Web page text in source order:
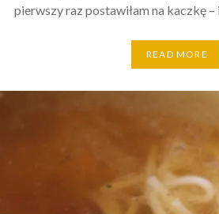
pierwszy raz postawiłam na kaczkę –
READ MORE